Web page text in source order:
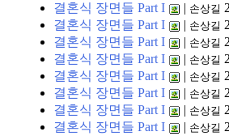
결혼식 장면들 Part I | 손상길
결혼식 장면들 Part I
| 손상길
결혼식 장면들 Part I
| 손상길
결혼식 장면들 Part I
| 손상길
결혼식 장면들 Part I
| 손상길
결혼식 장면들 Part I
| 손상길
결혼식 장면들 Part I
| 손상길
결혼식 장면들 Part I
| 손상길